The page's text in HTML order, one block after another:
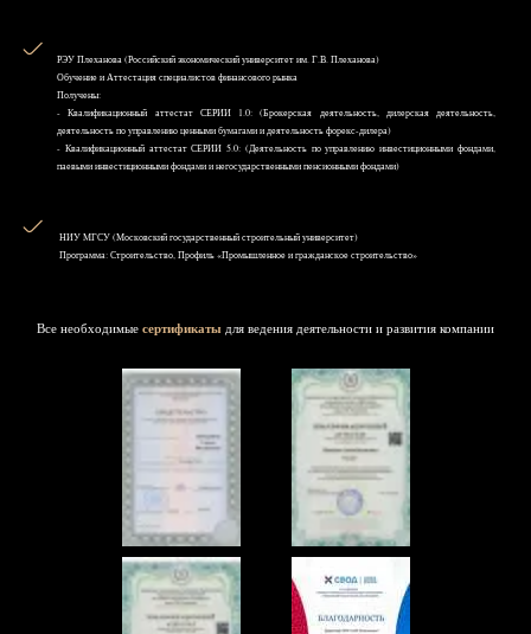
РЭУ Плеханова (Российский экономический университет им. Г.В. Плеханова)
Обучение и Аттестация специалистов финансового рынка
Получены:
- Квалификационный аттестат СЕРИИ 1.0: (Брокерская деятельность, дилерская деятельность,
деятельность по управлению ценными бумагами и деятельность форекс-дилера)
- Квалификационный аттестат СЕРИИ 5.0: (Деятельность по управлению инвестиционными фондами,
паевыми инвестиционными фондами и негосударственными пенсионными фондами)
НИУ MГСУ (Московский государственный строительный университет)
Программа: Строительство, Профиль «Промышленное и гражданское строительство»
Все необходимые сертификаты для ведения деятельности и развития компании